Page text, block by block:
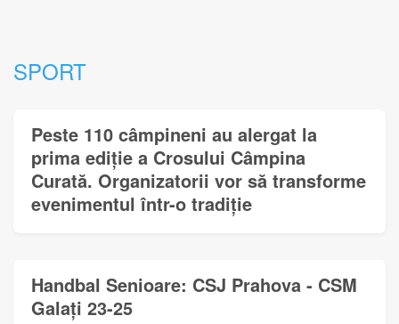
SPORT
Peste 110 câmpineni au alergat la
prima ediție a Crosului Câmpina
Curată. Organizatorii vor să transforme
evenimentul într-o tradiție
Handbal Senioare: CSJ Prahova - CSM
Galați 23-25